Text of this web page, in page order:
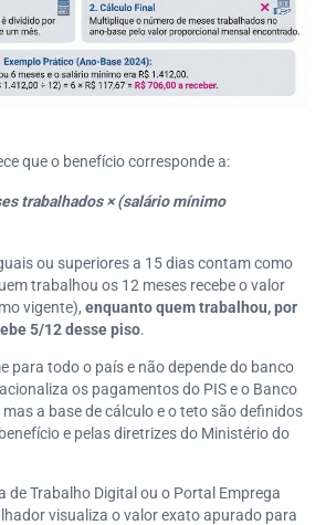
que o benefício corresponde a:
trabalhados × (salário mínimo
ou superiores a 15 dias contam como
trabalhou os 12 meses recebe o valor
vigente), enquanto quem trabalhou, por
5/12 desse piso.
para todo o país e não depende do banco
os pagamentos do PIS e o Banco
mas a base de cálculo e o teto são definidos
e pelas diretrizes do Ministério do
de Trabalho Digital ou o Portal Emprega
visualiza o valor exato apurado para